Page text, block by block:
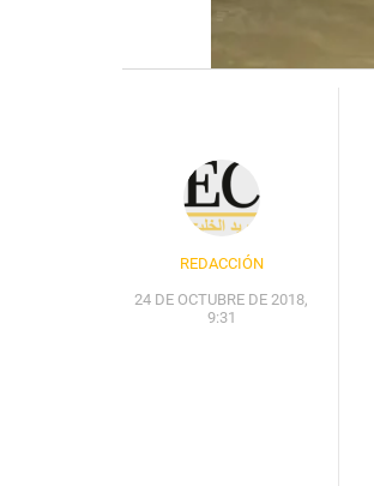
REDACCIÓN
24 DE OCTUBRE DE 2018,
9:31